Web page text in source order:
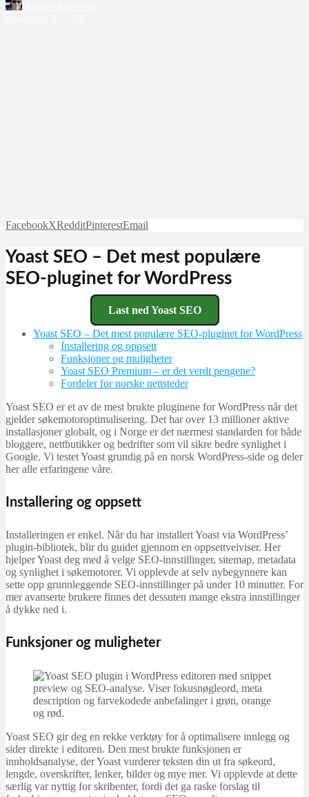
FacebookXRedditPinterestEmail
Yoast SEO – Det mest populære
SEO-pluginet for WordPress
Last ned Yoast SEO
Yoast SEO – Det mest populære SEO-pluginet for WordPress
Installering og oppsett
Funksjoner og muligheter
Yoast SEO Premium – er det verdt pengene?
Fordeler for norske nettsteder
Yoast SEO er et av de mest brukte pluginene for WordPress når det
gjelder søkemotoroptimalisering. Det har over 13 millioner aktive
installasjoner globalt, og i Norge er det nærmest standarden for både
bloggere, nettbutikker og bedrifter som vil sikre bedre synlighet i
Google. Vi testet Yoast grundig på en norsk WordPress-side og deler
her alle erfaringene våre.
Installering og oppsett
Installeringen er enkel. Når du har installert Yoast via WordPress’
plugin-bibliotek, blir du guidet gjennom en oppsettveiviser. Her
hjelper Yoast deg med å velge SEO-innstillinger, sitemap, metadata
og synlighet i søkemotorer. Vi opplevde at selv nybegynnere kan
sette opp grunnleggende SEO-innstillinger på under 10 minutter. For
mer avanserte brukere finnes det dessuten mange ekstra innstillinger
å dykke ned i.
Funksjoner og muligheter
Yoast SEO gir deg en rekke verktøy for å optimalisere innlegg og
sider direkte i editoren. Den mest brukte funksjonen er
innholdsanalyse, der Yoast vurderer teksten din ut fra søkeord,
lengde, overskrifter, lenker, bilder og mye mer. Vi opplevde at dette
særlig var nyttig for skribenter, fordi det ga raske forslag til